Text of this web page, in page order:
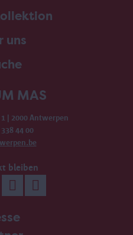
uns
MAS
| 2000 Antwerpen
44 00
bleiben